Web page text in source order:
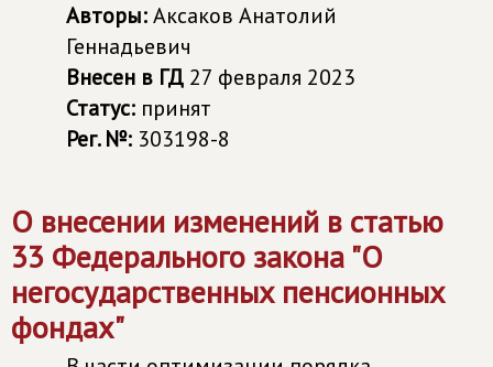
Авторы:Аксаков Анатолий
Геннадьевич
Внесен в ГД 27 февраля 2023
Статус: принят
Рег. №: 303198-8
О внесении изменений в статью
33 Федерального закона "О
негосударственных пенсионных
фондах"